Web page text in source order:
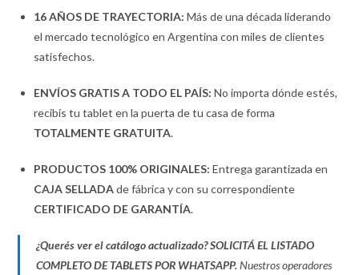
16 AÑOS DE TRAYECTORIA: Más de una década liderando
el mercado tecnológico en Argentina con miles de clientes
satisfechos.
ENVÍOS GRATIS A TODO EL PAÍS: No importa dónde estés,
recibís tu tablet en la puerta de tu casa de forma
TOTALMENTE GRATUITA.
PRODUCTOS 100% ORIGINALES: Entrega garantizada en
CAJA SELLADAde fábrica y con su correspondiente
CERTIFICADO DE GARANTÍA.
¿Querés ver el catálogo actualizado?SOLICITÁ EL LISTADO
COMPLETO DE TABLETS POR WHATSAPP.Nuestros operadores